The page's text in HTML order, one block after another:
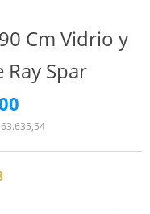
Cm Vidrio y
Spar